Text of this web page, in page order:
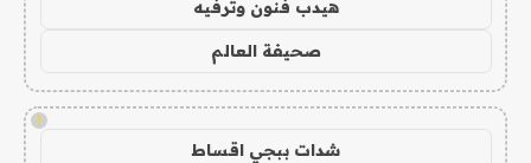
هيدب فنون وترفيه
صحيفة العالم
!
شدات ببجي اقساط